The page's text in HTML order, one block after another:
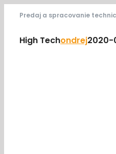
Skip
content
Predaj a spracovanie
High Techondrej2020-